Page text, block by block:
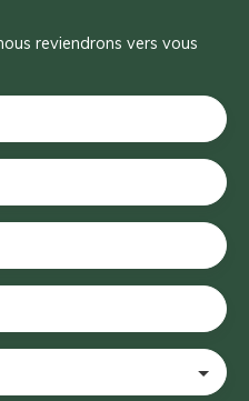
reviendrons vers vous